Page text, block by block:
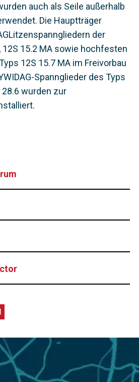
auch als Seile außerhalb
Die Hauptträger
der
12S 15.2 MA sowie hochfesten
12S 15.7 MA im Freivorbau
Spannglieder des Typs
28.6 wurden zur